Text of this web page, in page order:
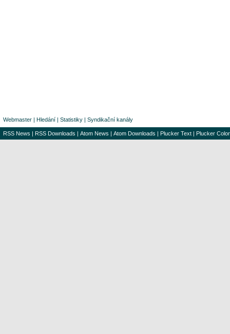
Webmaster | Hledání | Statistiky | Syndikační kanály
RSS News | RSS Downloads | Atom News | Atom Downloads | Plucker Text | Plucker Color